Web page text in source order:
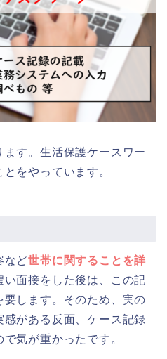
す。生活保護ケースワー
をやっています。
など世帯に関することを詳
い面接をした後は、この記
します。そのため、実の
がある反面、ケース記録
気が重かったです。